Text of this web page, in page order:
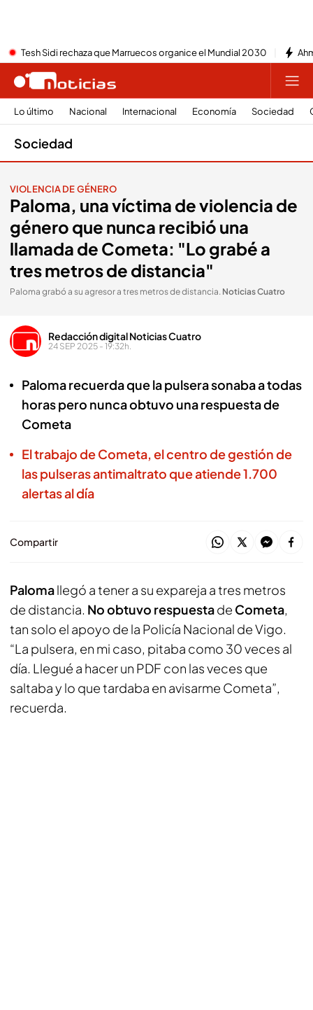
Tesh Sidi rechaza que Marruecos organice el Mundial 2030
Lo último Nacional Internacional Economía Sociedad
Sociedad
VIOLENCIA DE GÉNERO
Paloma, una víctima de violencia de
género que nunca recibió una
llamada de Cometa: "Lo grabé a
tres metros de distancia"
Paloma grabó a su agresor a tres metros de distancia. Noticias Cuatro
Redacción digital Noticias Cuatro
24 SEP 2025 - 19:32h.
Paloma recuerda que la pulsera sonaba a todas
horas pero nunca obtuvo una respuesta de
Cometa
El trabajo de Cometa, el centro de gestión de
las pulseras antimaltrato que atiende 1.700
alertas al día
Compartir
Palomallegó a tener a su expareja a tres metros
de distancia. No obtuvo respuestade Cometa,
tan solo el apoyo de la Policía Nacional de Vigo.
“La pulsera, en mi caso, pitaba como 30 veces al
día. Llegué a hacer un PDF con las veces que
saltaba y lo que tardaba en avisarme Cometa”,
recuerda.